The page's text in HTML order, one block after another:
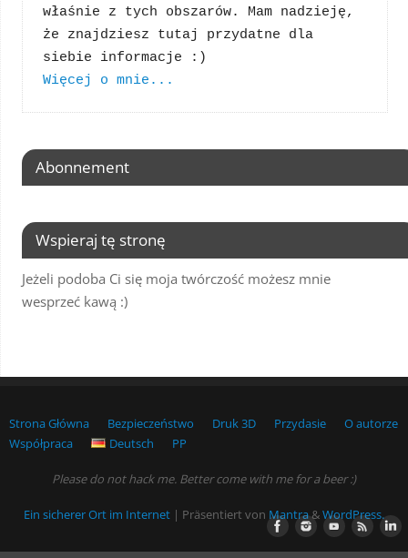
właśnie z tych obszarów. Mam nadzieję,
że znajdziesz tutaj przydatne dla
Więcej o mnie...
Abonnement
Wspieraj tę stronę
Jeżeli podoba Ci się moja twórczość możesz mnie
wesprzeć kawą :)
Strona Główna Bezpieczeństwo Druk 3D Przydasie
O autorze
Współpraca
Deutsch PP
Please do not hack me. Better come with me for a beer :)
Ein sicherer Ort im Internet | Präsentiert von Mantra&WordPress.